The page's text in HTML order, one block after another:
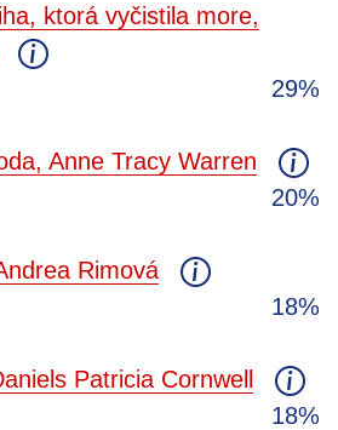
ktorá vyčistila more,
29%
Anne Tracy Warren
20%
Rimová
18%
Patricia Cornwell
18%